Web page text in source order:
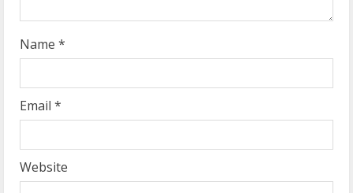
g
Name *
Email *
Website